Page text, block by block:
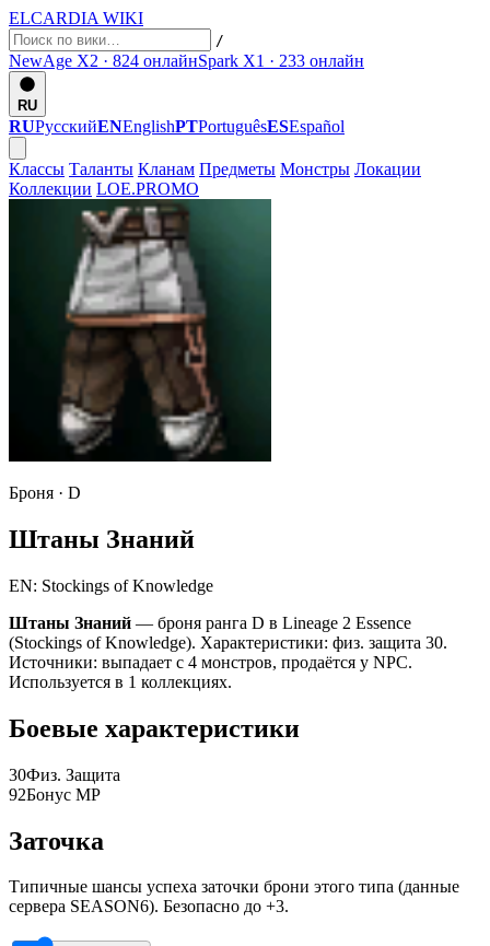
ELCARDIA WIKI
/
NewAge X2 · 824 онлайнSpark X1 · 233 онлайн
RU
RUРусскийENEnglishPTPortuguêsESEspañol
Классы Таланты Кланам Предметы Монстры Локации
Коллекции LOE.PROMO
Броня · D
Штаны Знаний
EN: Stockings of Knowledge
Штаны Знаний — броня ранга D в Lineage 2 Essence
(Stockings of Knowledge). Характеристики: физ. защита 30.
Источники: выпадает с 4 монстров, продаётся у NPC.
Используется в 1 коллекциях.
Боевые характеристики
30Физ. Защита
92Бонус MP
Заточка
Типичные шансы успеха заточки брони этого типа (данные
сервера SEASON6). Безопасно до +3.